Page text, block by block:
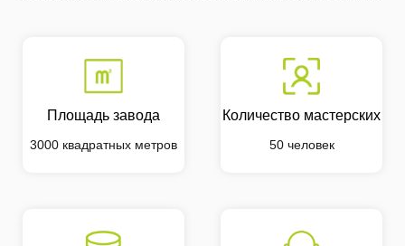
Площадь завода
3000 квадратных метров
Количество мастерских
50 человек